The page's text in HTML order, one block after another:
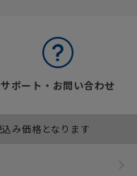
サポート・お問い合わせ
み価格となります